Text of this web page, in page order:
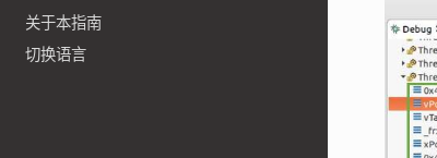
关于本指南
切换语言